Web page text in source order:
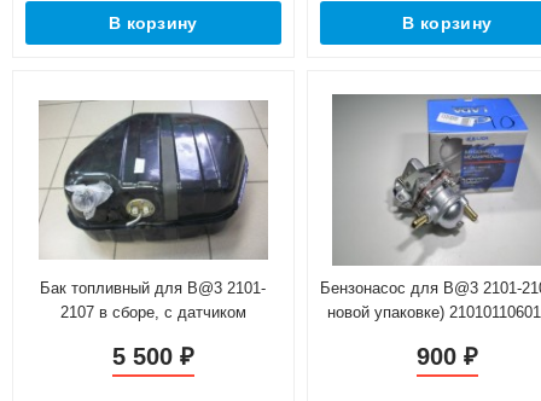
В корзину В корзину
Бак топливный для B@3 2101-
2107 в сборе, с датчиком
5 500 ₽
Бензонасос для B@3 2101-
новой упаковке)
900 ₽